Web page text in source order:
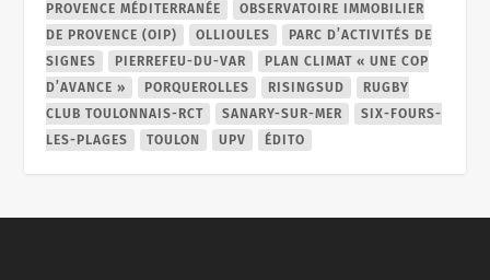
PROVENCE MÉDITERRANÉE
OBSERVATOIRE IMMOBILIER
DE PROVENCE (OIP)
OLLIOULES
PARC D’ACTIVITÉS DE
SIGNES
PIERREFEU-DU-VAR
PLAN CLIMAT « UNE COP
D’AVANCE »
PORQUEROLLES RISINGSUD
RUGBY
CLUB TOULONNAIS-RCT
SANARY-SUR-MER
SIX-FOURS-
LES-PLAGES
TOULON UPV ÉDITO